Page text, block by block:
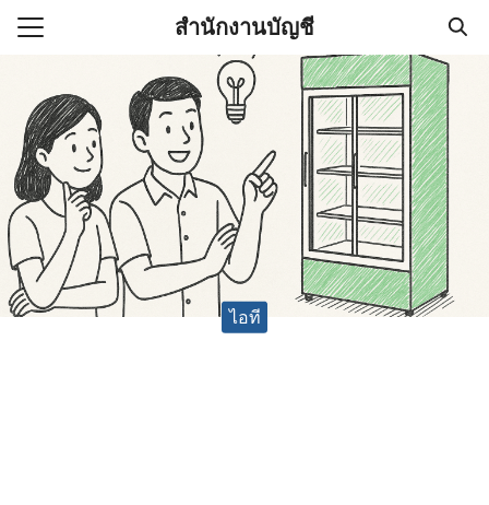
Skip
สำนักงานบัญชี
(ไม่มีชื่อ)
านบัญชี (Accounting
ช่วยสำคัญในการบริหาร
ไอที